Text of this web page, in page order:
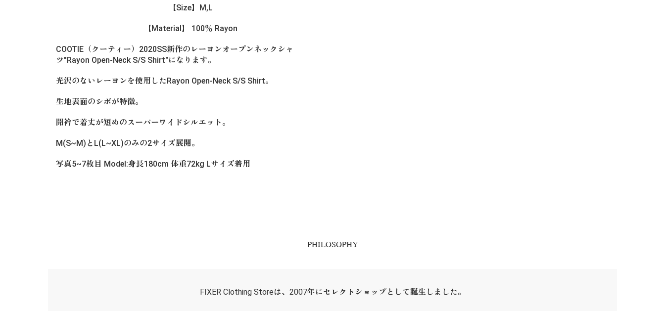
【Size】M,L
【Material】 100％ Rayon
COOTIE（クーティー）2020SS新作のレーヨンオープンネックシャ
ツ"Rayon Open-Neck S/S Shirt"になります。
光沢のないレーヨンを使用したRayon Open-Neck S/S Shirt。
生地表面のシボが特徴。
開衿で着丈が短めのスーパーワイドシルエット。
M(S~M)とL(L~XL)のみの2サイズ展開。
写真5~7枚目 Model:身長180cm 体重72kg Lサイズ着用
PHILOSOPHY
FIXER Clothing Storeは、2007年にセレクトショップとして誕生しました。